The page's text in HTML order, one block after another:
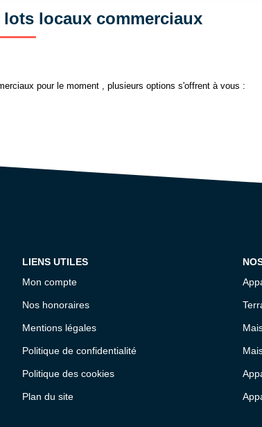
locaux commerciaux
pour le moment , plusieurs options s'offrent à vous :
LIENS UTILES
Mon compte
Nos honoraires
Mentions légales
Politique de confidentialité
Politique des cookies
Plan du site